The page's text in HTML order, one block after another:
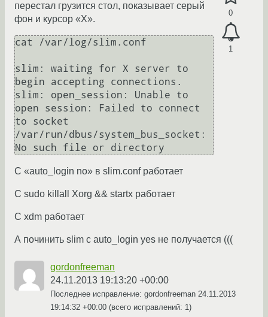
0
1
перестал грузится стол, показывает серый
фон и курсор «X».
cat /var/log/slim.conf
slim: waiting for X server to
begin accepting connections.
slim: open_session: Unable to
open session: Failed to connect
to socket
/var/run/dbus/system_bus_socket:
C «auto_login no» в slim.conf работает
С sudo killall Xorg && startx работает
С xdm работает
А починить slim с auto_login yes не получается (((
gordonfreeman
24.11.2013 19:13:20 +00:00
Последнее исправление: gordonfreeman 24.11.2013
19:14:32 +00:00 (всего исправлений: 1)